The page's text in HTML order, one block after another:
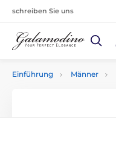
schreiben Sie uns
Einführung Männer